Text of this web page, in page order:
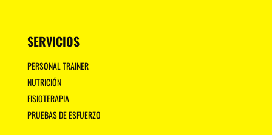
SERVICIOS
PERSONAL TRAINER
NUTRICIÓN
FISIOTERAPIA
PRUEBAS DE ESFUERZO